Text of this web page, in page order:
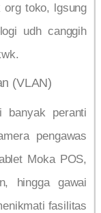
org toko, lgsung
udh canggih
(VLAN)
banyak peranti
pengawas
Moka POS,
hingga gawai
fasilitas